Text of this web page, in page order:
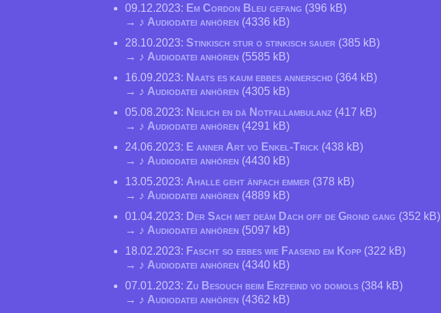
09.12.2023: Em Cordon Bleu gefang (396 kB)
→ ♪ Audiodatei anhören (4336 kB)
28.10.2023: Stinkisch stur o stinkisch sauer (385 kB)
→ ♪ Audiodatei anhören (5585 kB)
16.09.2023: Naats es kaum ebbes annerschd (364 kB)
→ ♪ Audiodatei anhören (4305 kB)
05.08.2023: Neilich en dä Notfallambulanz (417 kB)
→ ♪ Audiodatei anhören (4291 kB)
24.06.2023: E anner Art vo Enkel-Trick (438 kB)
→ ♪ Audiodatei anhören (4430 kB)
13.05.2023: Ahalle geht änfach emmer (378 kB)
→ ♪ Audiodatei anhören (4889 kB)
01.04.2023: Der Sach met deäm Dach off de Grond gang (352 kB)
→ ♪ Audiodatei anhören (5097 kB)
18.02.2023: Fascht so ebbes wie Faasend em Kopp (322 kB)
→ ♪ Audiodatei anhören (4340 kB)
07.01.2023: Zu Besouch beim Erzfeind vo domols (384 kB)
→ ♪ Audiodatei anhören (4362 kB)